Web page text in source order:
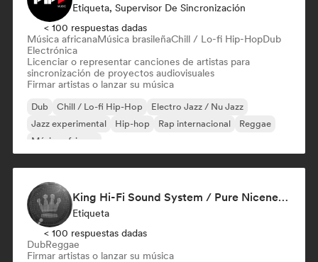
Etiqueta, Supervisor De Sincronización
< 100 respuestas dadas
Música africanaMúsica brasileñaChill / Lo-fi Hip-HopDub
Electrónica
Licenciar o representar canciones de artistas para
sincronización de proyectos audiovisuales
Firmar artistas o lanzar su música
Dub Chill / Lo-fi Hip-Hop
Electro Jazz / Nu Jazz
Jazz experimental
Hip-hop Rap internacional
Reggae
Música africana
King Hi-Fi Sound System / Pure Niceness Records
Etiqueta
< 100 respuestas dadas
DubReggae
Firmar artistas o lanzar su música